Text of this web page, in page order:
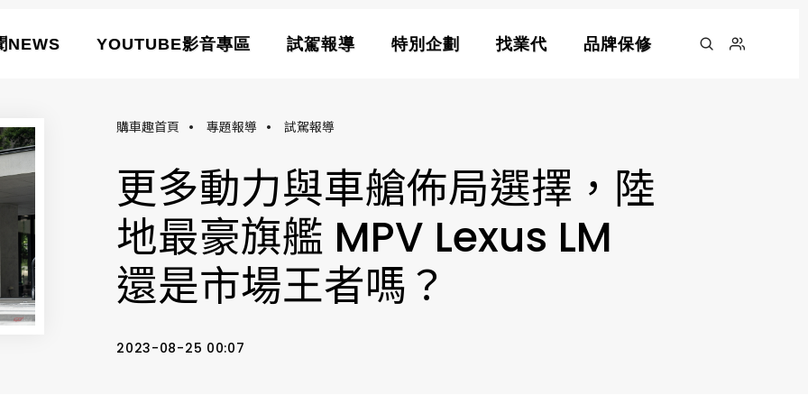
NEWS YOUTUBE影音專區 試駕報導 特別企劃 找業代 品牌保修
購車趣首頁 • 專題報導 • 試駕報導
更多動力與車艙佈局選擇，陸
地最豪旗艦 MPV Lexus LM
還是市場王者嗎？
2023-08-25 00:07